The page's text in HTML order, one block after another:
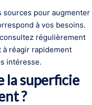
sources pour augmenter
à vos besoins.
régulièrement
réagir rapidement
intéresse.
la superficie
?